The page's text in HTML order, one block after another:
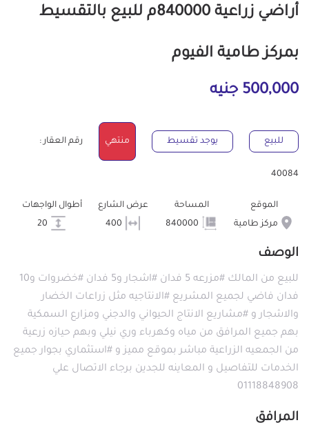
أراضي زراعية 840000م للبيع بالتقسيط
بمركز طامية الفيوم
500,000 جنيه
للبيع يوجد تقسيط منتهي رقم العقار :
40084
الموقع
مركز طامية
المساحة
عرض الشارع
أطوال الواجهات
الوصف
للبيع من المالك #مزرعه 5 فدان #اشجار و5 فدان #خضروات و10
فدان فاضي لجميع المشريع #الانتاجيه مثل زراعات الخضار
والاشجار و #مشاريع الانتاج الحيواني والدجني ومزارع السمكية
بهم جميع المرافق من مياه وكهرباء وري نيلي وبهم حيازه زرعية
من الجمعيه الزراعية مباشر بموقع مميز و #استثماري بجوار جميع
الخدمات للتفاصيل و المعاينه للجدين برجاء الاتصال علي
01118848908
المرافق